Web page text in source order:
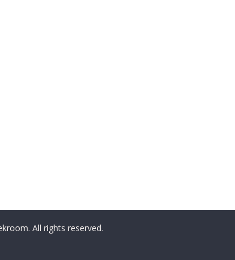
All rights reserved.